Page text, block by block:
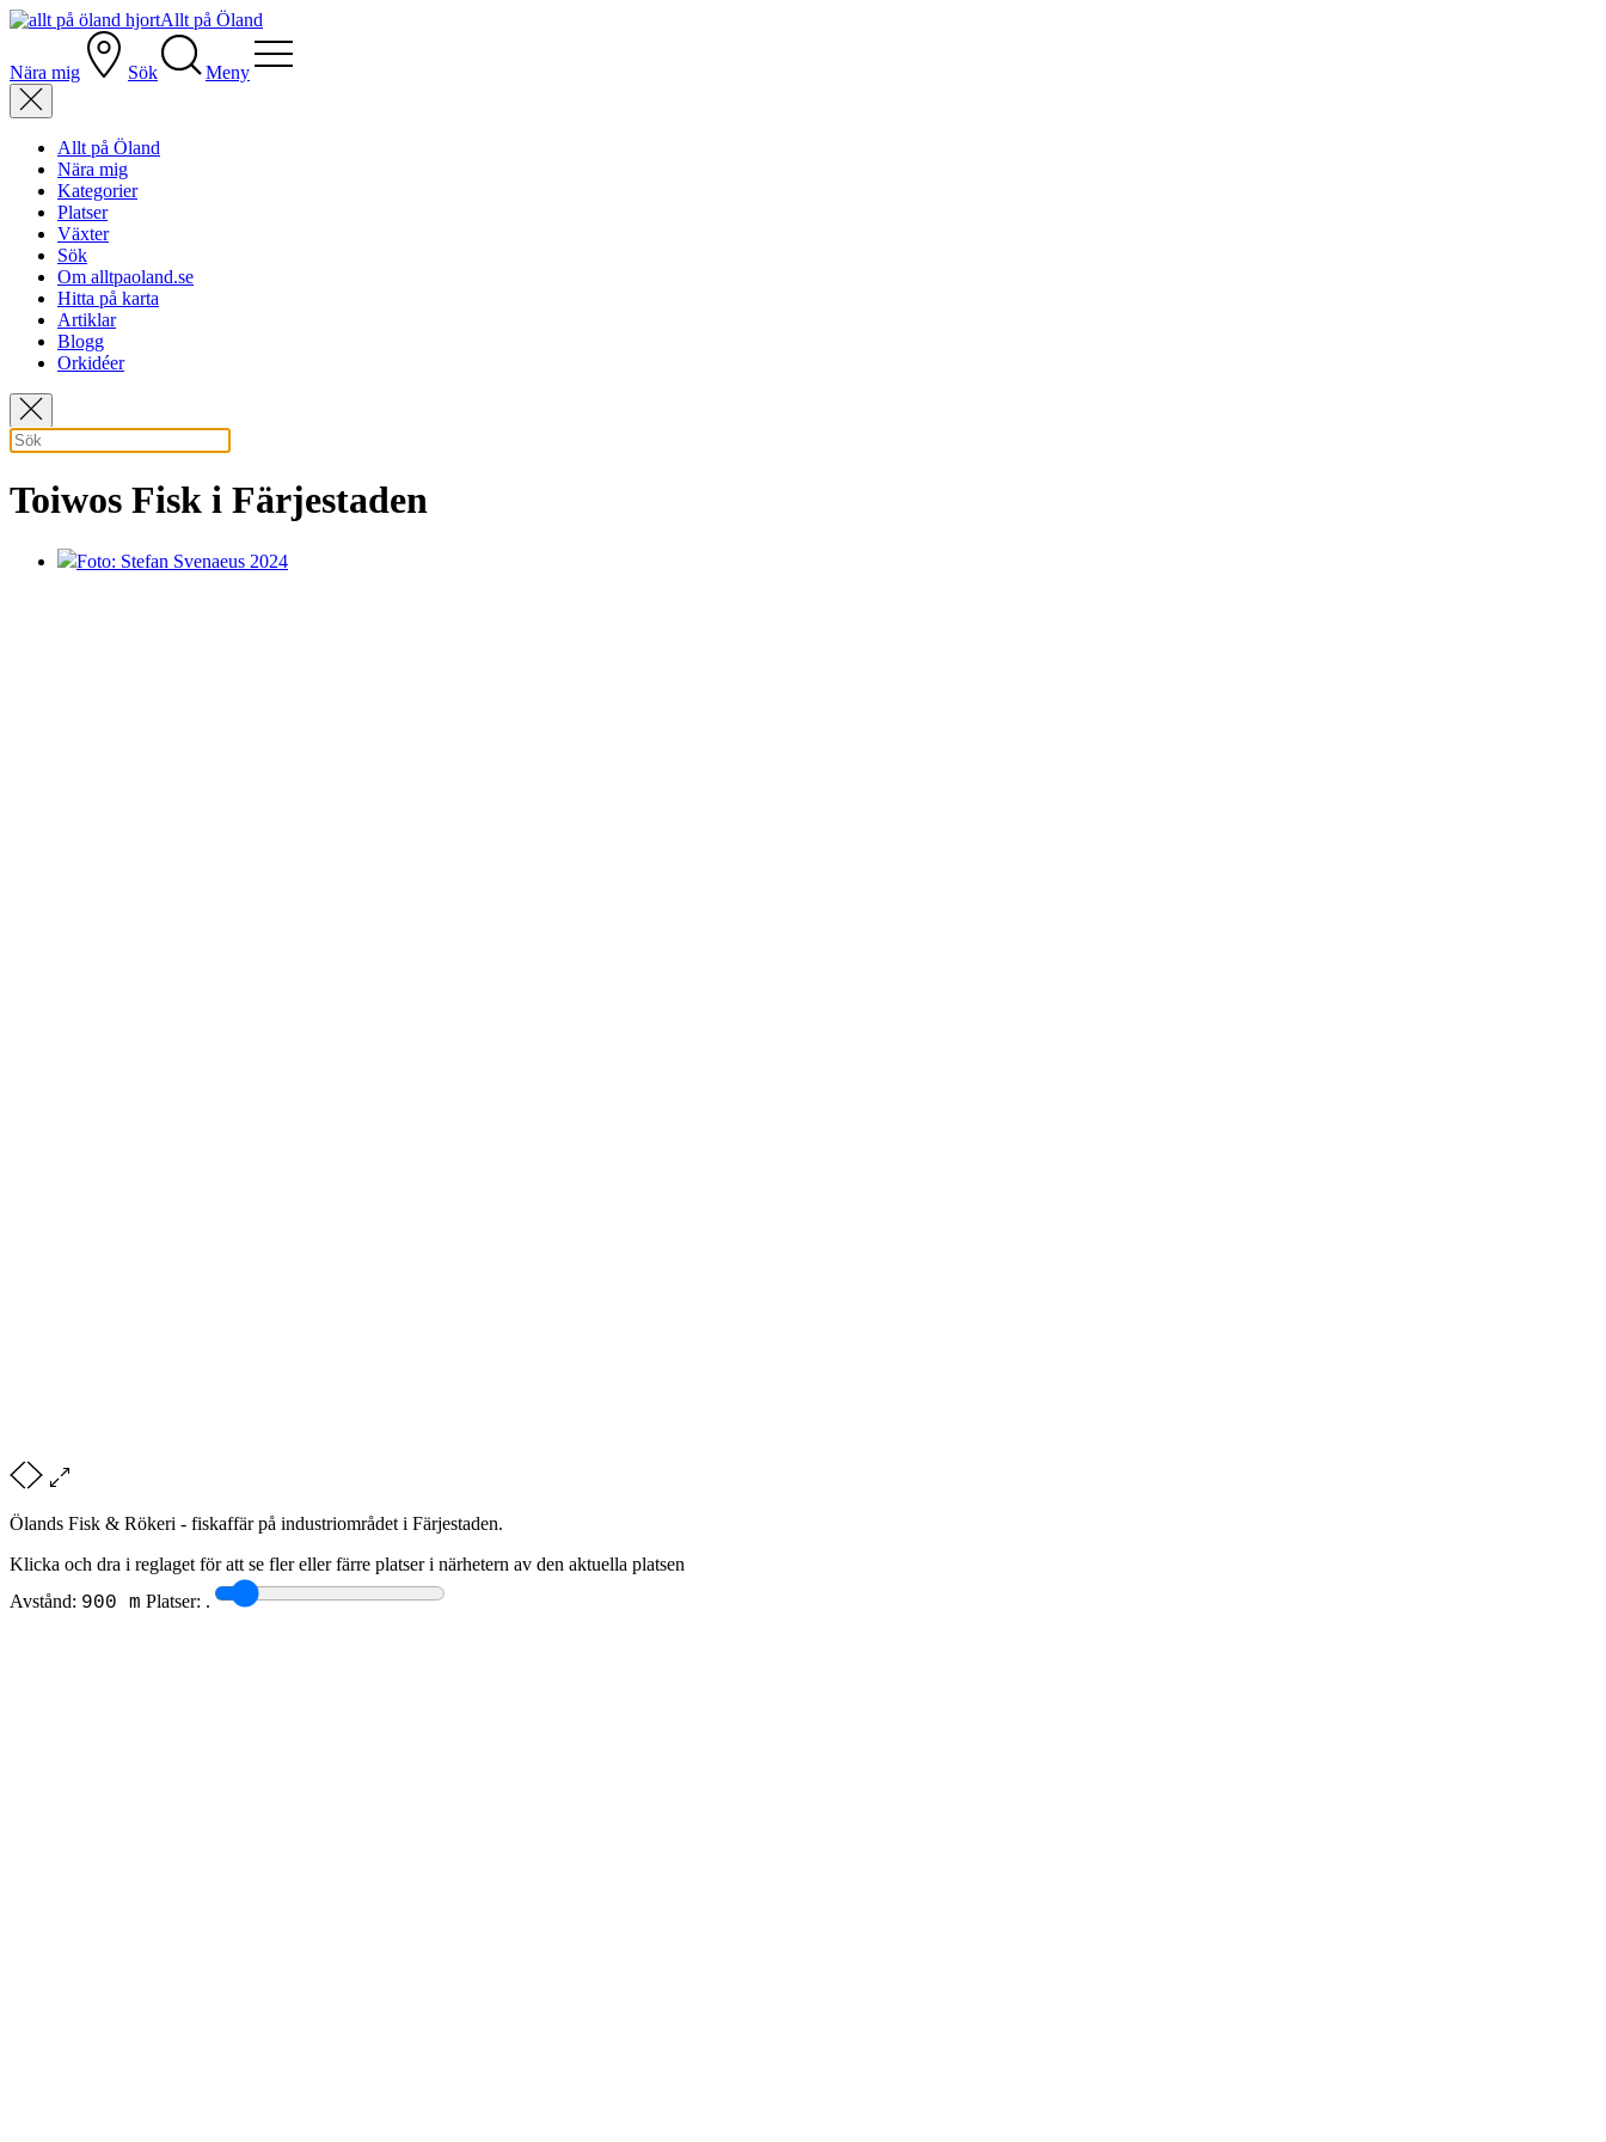
Allt på Öland
Nära mig Sök Meny
Allt på Öland
Nära mig
Kategorier
Platser
Växter
Sök
Om alltpaoland.se
Hitta på karta
Artiklar
Blogg
Orkidéer
Toiwos Fisk i Färjestaden
Foto: Stefan Svenaeus 2024
Ölands Fisk & Rökeri - fiskaffär på industriområdet i Färjestaden.
Klicka och dra i reglaget för att se fler eller färre platser i närhetern av den aktuella platsen
Avstånd: 900 m Platser: .